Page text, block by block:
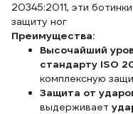
20345:2011, эти
защиту ног
Преимущества:
Высочайший
стандарту ISO
комплексную
Защита от
выдерживает